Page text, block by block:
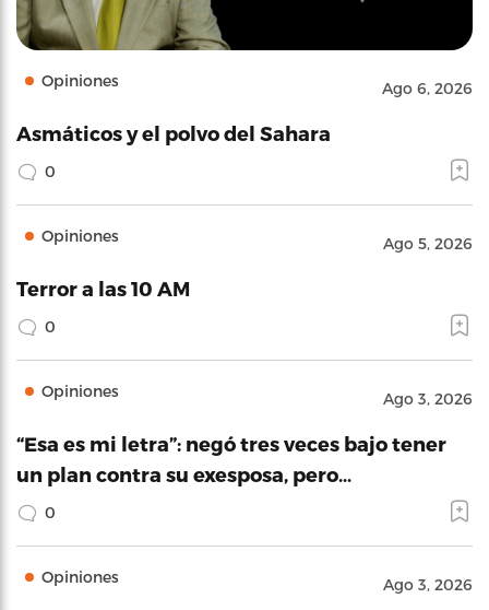
Opiniones Ago 6, 2026
Asmáticos y el polvo del Sahara
0
Opiniones Ago 5, 2026
Terror a las 10 AM
0
Opiniones Ago 3, 2026
“Esa es mi letra”: negó tres veces bajo tener
un plan contra su exesposa, pero…
0
Opiniones Ago 3, 2026